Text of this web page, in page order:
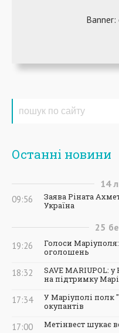
Останні новини
14
09:56
Заява Ріната
Україна
25
19:26
Голоси
оголошень
18:32
SAVE
на підтримку
17:34
У Маріуполі полк
окупантів
17:00 Метінвест шукає